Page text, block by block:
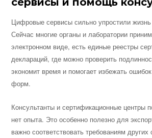
Цифровые сервисы сильно упростили
Сейчас многие органы и лаборатории
электронном виде, есть единые реестры
деклараций, где можно проверить
экономит время и помогает избежать
форм.
Консультанты и сертификационные центры
нет опыта. Это особенно полезно для
важно соответствовать требованиям